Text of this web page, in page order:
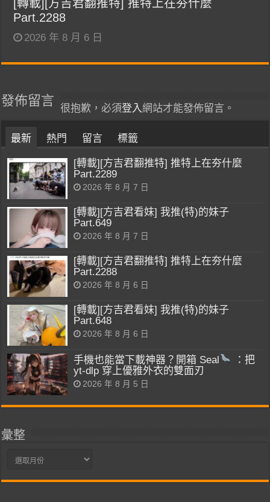
[轉載][方吉君翻推特] 推特上在夯什麼
Part.2288
2026 年 8 月 6 日
發佈留言
很抱歉，必須登入 網站才能發佈留言。
最新 熱門 留言 標籤
[轉載][方吉君翻推特] 推特上在夯什麼
Part.2289
2026 年 8 月 7 日
[轉載][方吉君看妹] 我推(特)的妹子
Part.649
2026 年 8 月 7 日
[轉載][方吉君翻推特] 推特上在夯什麼
Part.2288
2026 年 8 月 6 日
[轉載][方吉君看妹] 我推(特)的妹子
Part.648
2026 年 8 月 6 日
手機也能當下載神器？開箱 Seal
：把
yt-dlp 穿上優雅外衣的雙面刃
2026 年 8 月 5 日
彙整
彙